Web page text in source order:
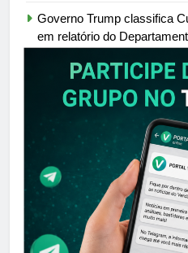
Governo Trump classifica
em relatório do